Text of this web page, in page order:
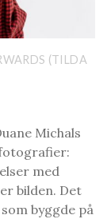
(TILDA
Michals
med
bilden. Det
byggde på